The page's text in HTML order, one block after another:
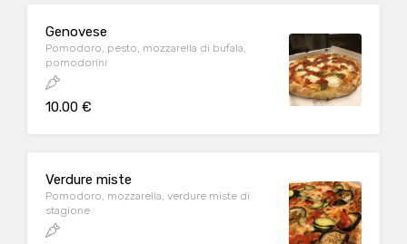
Genovese
Pomodoro, pesto, mozzarella di bufala,
pomodorini
10.00 €
Verdure miste
Pomodoro, mozzarella, verdure miste di
stagione